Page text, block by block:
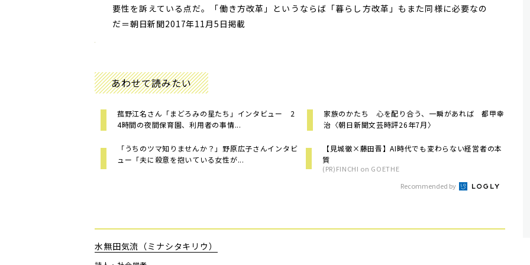
要性を訴えている点だ。「働き方改革」というならば「暮らし方改革」もまた同様に必要なの
だ＝朝日新聞2017年11月5日掲載
あわせて読みたい
菰野江名さん「まどろみの星たち」インタビュー 2
4時間の夜間保育園、利用者の事情...
家族のかたち 心を配り合う、一瞬があれば 都甲幸
治〈朝日新聞文芸時評26年7月〉
「うちのツマ知りませんか？」野原広子さんインタビ
ュー「夫に殺意を抱いている女性が...
【見城徹×藤田晋】AI時代でも変わらない経営者の本
質
(PR)FINCHI on GOETHE
Recommended by
水無田気流（ミナシタキリウ）